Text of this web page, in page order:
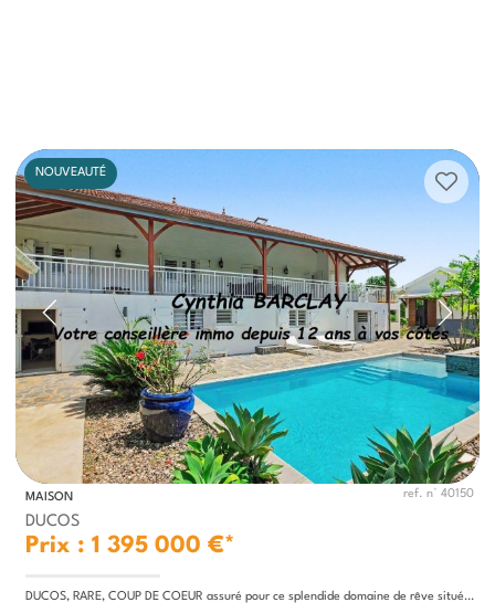
NOUVEAUTÉ
MAISON ref. n° 40150
DUCOS
Prix : 1 395 000 €*
DUCOS, RARE, COUP DE COEUR assuré pour ce splendide domaine de rêve situé dans un véritable petit coin de Paradis...